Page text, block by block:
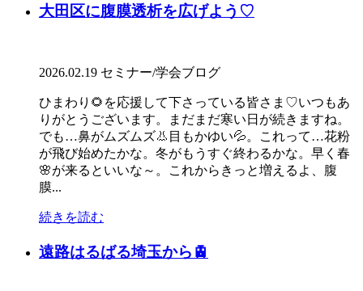
大田区に腹膜透析を広げよう♡
2026.02.19 セミナー/学会ブログ
ひまわり🌻を応援して下さっている皆さま♡いつもあ
りがとうございます。まだまだ寒い日が続きますね。
でも…鼻がムズムズ👃目もかゆい💦。これって…花粉
が飛び始めたかな。冬がもうすぐ終わるかな。早く春
🌸が来るといいな～。これからきっと増えるよ、腹
膜...
続きを読む
遠路はるばる埼玉から🚊